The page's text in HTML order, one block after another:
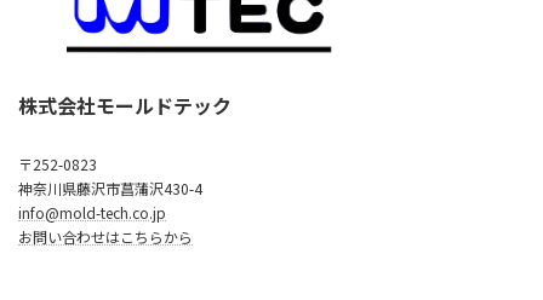
株式会社モールドテック
〒252-0823
神奈川県藤沢市菖蒲沢430-4
info@mold-tech.co.jp
お問い合わせはこちらから